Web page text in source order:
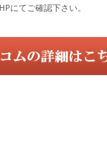
にてご確認下さい。